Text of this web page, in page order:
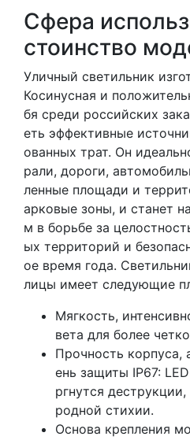
Сфера
стоинство
Уличный светильник
Косинусная и
бя среди российских
еть эффективные
ованных трат. Он
рали, дороги,
ленные площади и
арковые зоны, и станет
м в борьбе за
ых территорий и
ое время года.
лицы имеет следующие
Мягкость,
вета для более
Прочность корпуса,
ень защиты IP67:
ргнутся
родной стихии.
Основа крепления